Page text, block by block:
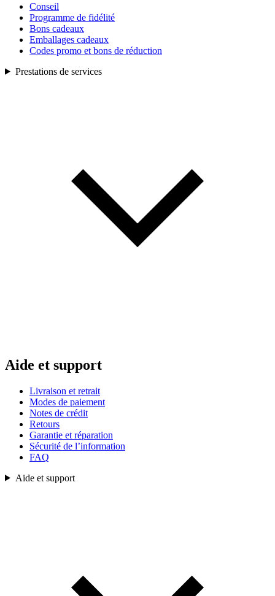
Conseil
Programme de fidélité
Bons cadeaux
Emballages cadeaux
Codes promo et bons de réduction
Prestations de services
Aide et support
Livraison et retrait
Modes de paiement
Notes de crédit
Retours
Garantie et réparation
Sécurité de l’information
FAQ
Aide et support